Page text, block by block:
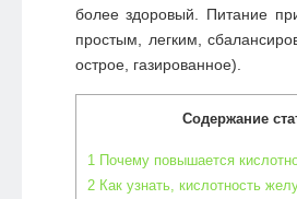
более здоровый. Питание
простым, легким,
острое, газированное).
Содержание
1 Почему повышается
2Как узнать, кислотность